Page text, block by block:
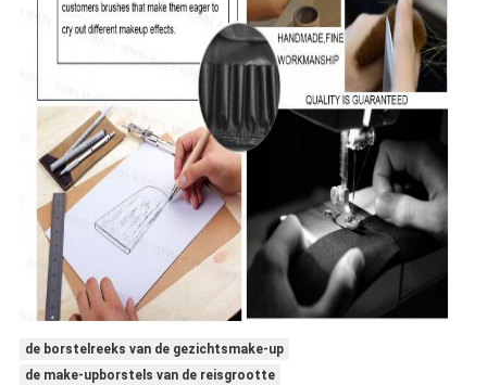
de borstelreeks van de gezichtsmake-up
de make-upborstels van de reisgrootte